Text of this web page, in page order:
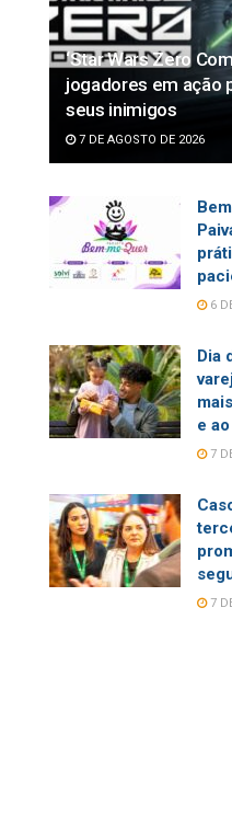
‘Star Wars Zero
jogadores em ação
seus inimigos
7 DE AGOSTO DE 2026
6
Dia
e
7
7